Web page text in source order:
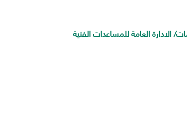
الادارة العامة للمساعدات الفنية